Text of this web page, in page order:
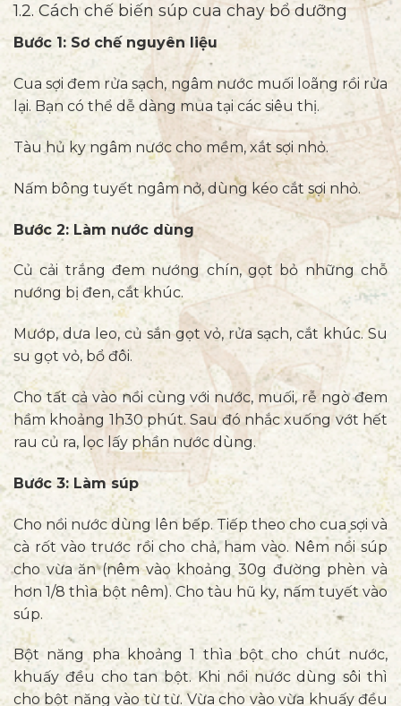
1.2. Cách chế biến súp cua chay bổ dưỡng
Bước 1: Sơ chế nguyên liệu
Cua sợi đem rửa sạch, ngâm nước muối loãng rồi rửa
lại. Bạn có thể dễ dàng mua tại các siêu thị.
Tàu hủ ky ngâm nước cho mềm, xắt sợi nhỏ.
Nấm bông tuyết ngâm nở, dùng kéo cắt sợi nhỏ.
Bước 2: Làm nước dùng
Củ cải trắng đem nướng chín, gọt bỏ những chỗ
nướng bị đen, cắt khúc.
Mướp, dưa leo, củ sắn gọt vỏ, rửa sạch, cắt khúc. Su
su gọt vỏ, bổ đôi.
Cho tất cả vào nồi cùng với nước, muối, rễ ngò đem
hầm khoảng 1h30 phút. Sau đó nhắc xuống vớt hết
rau củ ra, lọc lấy phần nước dùng.
Bước 3: Làm súp
Cho nồi nước dùng lên bếp. Tiếp theo cho cua sợi và
cà rốt vào trước rồi cho chả, ham vào. Nêm nồi súp
cho vừa ăn (nêm vào khoảng 30g đường phèn và
hơn 1/8 thìa bột nêm). Cho tàu hũ ky, nấm tuyết vào
súp.
Bột năng pha khoảng 1 thìa bột cho chút nước,
khuấy đều cho tan bột. Khi nồi nước dùng sôi thì
cho bột năng vào từ từ. Vừa cho vào vừa khuấy đều